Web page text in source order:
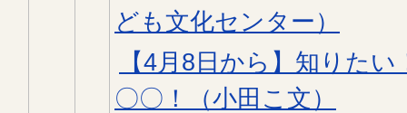
ども文化センター）
【4月8日から】知りた
〇〇！（小田こ文）